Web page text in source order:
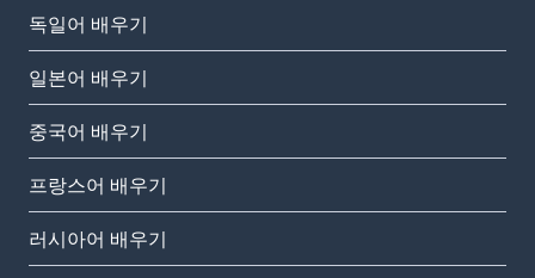
독일어 배우기
일본어 배우기
중국어 배우기
프랑스어 배우기
러시아어 배우기